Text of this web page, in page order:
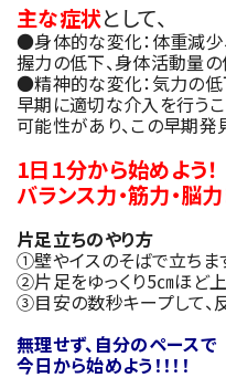
主な症状として、
●身体的な変化：体重減少
握力の低下、身体活動量
●精神的な変化：気力の低
早期に適切な介入を行う
可能性があり、この早期発
1日１分から始めよう！
バランス力・筋力・脳
片足立ちのやり方
①壁やイスのそばで立ちま
②片足をゆっくり5㎝ほど
③目安の数秒キープして、
無理せず、自分のペースで
今日から始めよう！！！！